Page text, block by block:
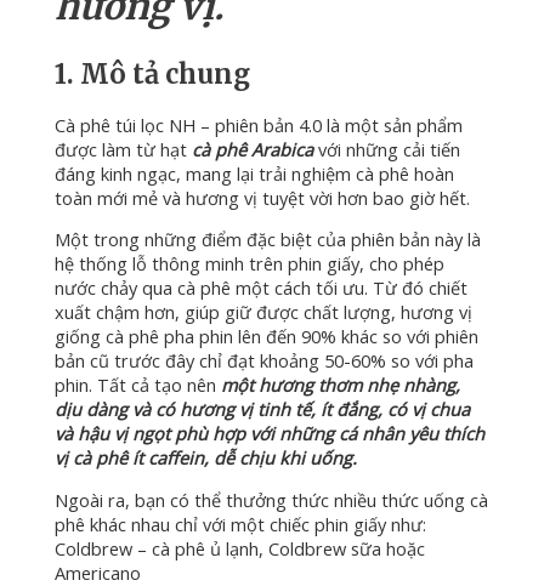
1. Mô tả chung
Cà phê túi lọc NH – phiên bản 4.0 là một sản phẩm
được làm từ hạt cà phê Arabicavới những cải tiến
đáng kinh ngạc, mang lại trải nghiệm cà phê hoàn
toàn mới mẻ và hương vị tuyệt vời hơn bao giờ hết.
Một trong những điểm đặc biệt của phiên bản này là
hệ thống lỗ thông minh trên phin giấy, cho phép
nước chảy qua cà phê một cách tối ưu. Từ đó chiết
xuất chậm hơn, giúp giữ được chất lượng, hương vị
giống cà phê pha phin lên đến 90% khác so với phiên
bản cũ trước đây chỉ đạt khoảng 50-60% so với pha
phin. Tất cả tạo nên một hương thơm nhẹ nhàng,
dịu dàng và có hương vị tinh tế, ít đắng, có vị chua
và hậu vị ngọt phù hợp với những cá nhân yêu thích
vị cà phê ít caffein, dễ chịu khi uống.
Ngoài ra, bạn có thể thưởng thức nhiều thức uống cà
phê khác nhau chỉ với một chiếc phin giấy như:
Coldbrew – cà phê ủ lạnh, Coldbrew sữa hoặc
Americano